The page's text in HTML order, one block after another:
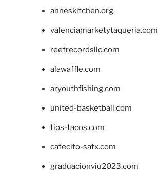
anneskitchen.org
valenciamarketytaqueria.com
reefrecordsllc.com
alawaffle.com
aryouthfishing.com
united-basketball.com
tios-tacos.com
cafecito-satx.com
graduacionviu2023.com